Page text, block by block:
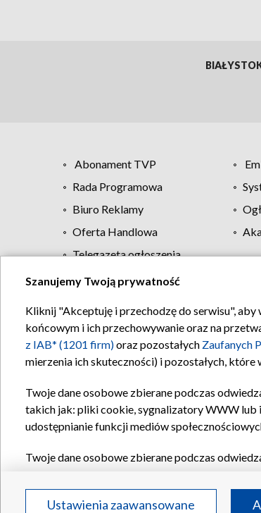
Abonament TVP
Rada Programowa
Biuro Reklamy
Oferta Handlowa
Telegazeta ogłoszenia
Szanujemy Twoją prywatność
Kliknij "Akceptuję i przechodzę do serwisu",
końcowym i ich przechowywanie oraz na
z IAB* (1201 firm)oraz pozostałych Zaufanych
mierzenia ich skuteczności) i pozostałych,
Twoje dane osobowe zbierane podczas
takich jak: pliki cookie, sygnalizatory WWW lub
udostępnianie funkcji mediów
Twoje dane osobowe zbierane podczas
Partnerów TVPdla realizacji następujących
reklam, tworzenia profilu spersonalizowanych
Ustawienia zaawansowane